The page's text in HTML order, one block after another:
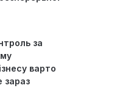
за
варто
зараз